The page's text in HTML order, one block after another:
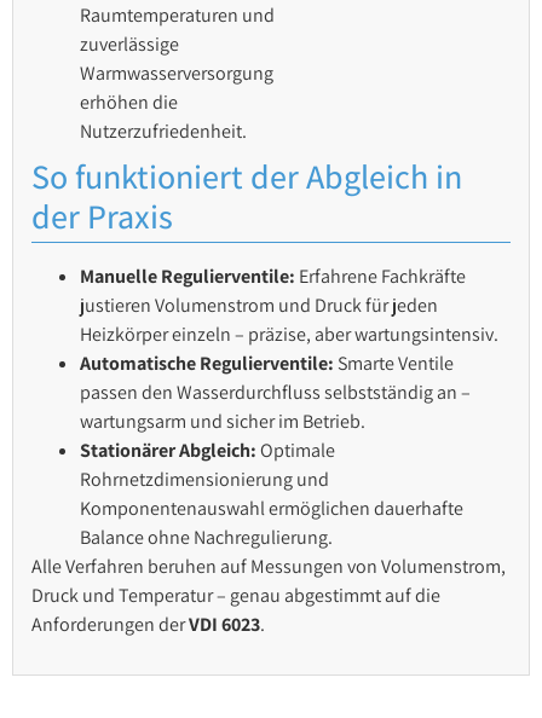
Raumtemperaturen und
zuverlässige
Warmwasserversorgung
erhöhen die
Nutzerzufriedenheit.
So funktioniert der Abgleich in
der Praxis
Manuelle Regulierventile: Erfahrene Fachkräfte
justieren Volumenstrom und Druck für jeden
Heizkörper einzeln – präzise, aber wartungsintensiv.
Automatische Regulierventile: Smarte Ventile
passen den Wasserdurchfluss selbstständig an –
wartungsarm und sicher im Betrieb.
Stationärer Abgleich:Optimale
Rohrnetzdimensionierung und
Komponentenauswahl ermöglichen dauerhafte
Balance ohne Nachregulierung.
Alle Verfahren beruhen auf Messungen von Volumenstrom,
Druck und Temperatur – genau abgestimmt auf die
Anforderungen derVDI 6023.